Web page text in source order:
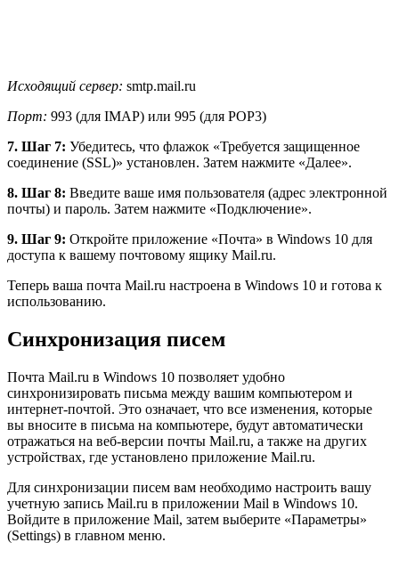
Исходящий сервер: smtp.mail.ru
Порт: 993 (для IMAP) или 995 (для POP3)
7. Шаг 7: Убедитесь, что флажок «Требуется защищенное
соединение (SSL)» установлен. Затем нажмите «Далее».
8. Шаг 8: Введите ваше имя пользователя (адрес электронной
почты) и пароль. Затем нажмите «Подключение».
9. Шаг 9: Откройте приложение «Почта» в Windows 10 для
доступа к вашему почтовому ящику Mail.ru.
Теперь ваша почта Mail.ru настроена в Windows 10 и готова к
использованию.
Синхронизация писем
Почта Mail.ru в Windows 10 позволяет удобно
синхронизировать письма между вашим компьютером и
интернет-почтой. Это означает, что все изменения, которые
вы вносите в письма на компьютере, будут автоматически
отражаться на веб-версии почты Mail.ru, а также на других
устройствах, где установлено приложение Mail.ru.
Для синхронизации писем вам необходимо настроить вашу
учетную запись Mail.ru в приложении Mail в Windows 10.
Войдите в приложение Mail, затем выберите «Параметры»
(Settings) в главном меню.